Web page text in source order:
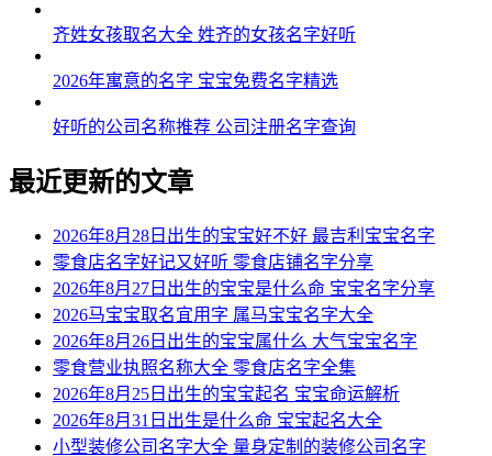
齐姓女孩取名大全 姓齐的女孩名字好听
2026年寓意的名字 宝宝免费名字精选
好听的公司名称推荐 公司注册名字查询
最近更新的文章
2026年8月28日出生的宝宝好不好 最吉利宝宝名字
零食店名字好记又好听 零食店铺名字分享
2026年8月27日出生的宝宝是什么命 宝宝名字分享
2026马宝宝取名宜用字 属马宝宝名字大全
2026年8月26日出生的宝宝属什么 大气宝宝名字
零食营业执照名称大全 零食店名字全集
2026年8月25日出生的宝宝起名 宝宝命运解析
2026年8月31日出生是什么命 宝宝起名大全
小型装修公司名字大全 量身定制的装修公司名字